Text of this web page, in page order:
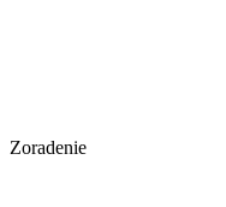
Zoradenie